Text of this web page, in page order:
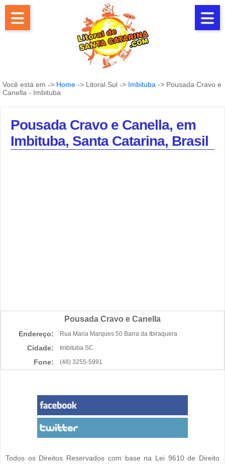
Você está em -> Home -> Litoral Sul -> Imbituba -> Pousada Cravo e
Canella - Imbituba
Pousada Cravo e Canella, em
Imbituba, Santa Catarina, Brasil
Pousada Cravo e Canella
Endereço: Rua Maria Marques 50 Barra da Ibiraquera
Cidade: Imbituba SC
Fone: (48) 3255-5991
Todos os Direitos Reservados com base na Lei 9610 de Direito